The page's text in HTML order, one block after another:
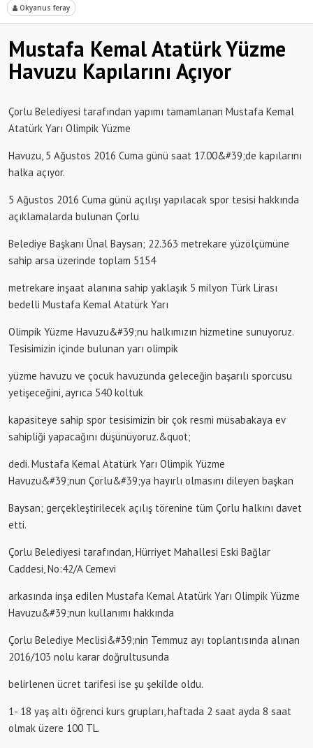
Okyanus feray
Mustafa Kemal Atatürk Yüzme
Havuzu Kapılarını Açıyor
Çorlu Belediyesi tarafından yapımı tamamlanan Mustafa Kemal
Atatürk Yarı Olimpik Yüzme
Havuzu, 5 Ağustos 2016 Cuma günü saat 17.00&#39;de kapılarını
halka açıyor.
5 Ağustos 2016 Cuma günü açılışı yapılacak spor tesisi hakkında
açıklamalarda bulunan Çorlu
Belediye Başkanı Ünal Baysan; 22.363 metrekare yüzölçümüne
sahip arsa üzerinde toplam 5154
metrekare inşaat alanına sahip yaklaşık 5 milyon Türk Lirası
bedelli Mustafa Kemal Atatürk Yarı
Olimpik Yüzme Havuzu&#39;nu halkımızın hizmetine sunuyoruz.
Tesisimizin içinde bulunan yarı olimpik
yüzme havuzu ve çocuk havuzunda geleceğin başarılı sporcusu
yetişeceğini, ayrıca 540 koltuk
kapasiteye sahip spor tesisimizin bir çok resmi müsabakaya ev
sahipliği yapacağını düşünüyoruz.&quot;
dedi. Mustafa Kemal Atatürk Yarı Olimpik Yüzme
Havuzu&#39;nun Çorlu&#39;ya hayırlı olmasını dileyen başkan
Baysan; gerçekleştirilecek açılış törenine tüm Çorlu halkını davet
etti.
Çorlu Belediyesi tarafından, Hürriyet Mahallesi Eski Bağlar
Caddesi, No:42/A Cemevi
arkasında inşa edilen Mustafa Kemal Atatürk Yarı Olimpik Yüzme
Havuzu&#39;nun kullanımı hakkında
Çorlu Belediye Meclisi&#39;nin Temmuz ayı toplantısında alınan
2016/103 nolu karar doğrultusunda
belirlenen ücret tarifesi ise şu şekilde oldu.
1- 18 yaş altı öğrenci kurs grupları, haftada 2 saat ayda 8 saat
olmak üzere 100 TL.